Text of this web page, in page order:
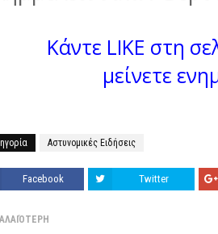
Κάντε LIKE στη
μείνετε
Αστυνομικές Ειδήσεις
Facebook Twitter